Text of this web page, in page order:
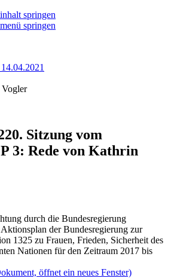
springen
springen
Sitzung vom
3: Rede von Kathrin
durch die Bundesregierung
der Bundesregierung zur
1325 zu Frauen, Frieden, Sicherheit des
Nationen für den Zeitraum 2017 bis
öffnet ein neues Fenster)